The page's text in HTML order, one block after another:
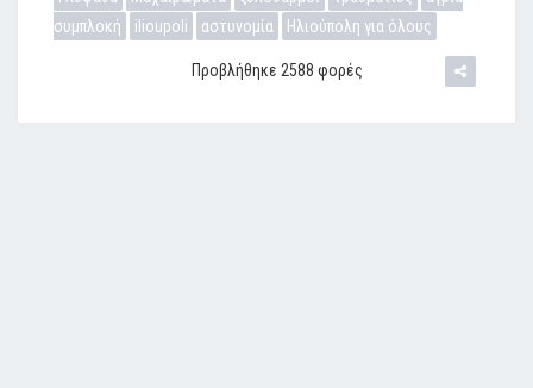
συμπλοκή
ilioupoli αστυνομία Ηλιούπολη για όλους
Προβλήθηκε 2588 φορές